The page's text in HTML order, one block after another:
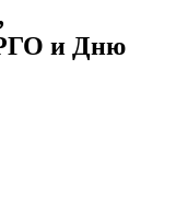
и Дню